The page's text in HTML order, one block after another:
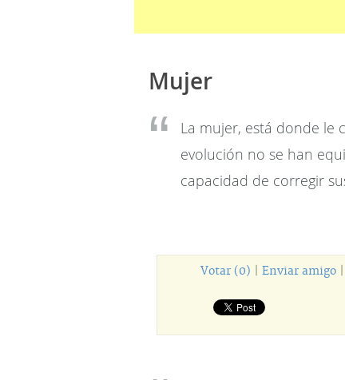
Mujer
La mujer, está donde le
evolución no se han
capacidad de corregir
Votar (0) Enviar amigo